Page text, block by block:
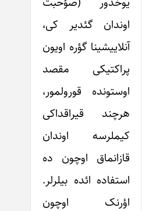
اوندان گئدیر کی،
آنلاییشینا گؤره اویون
پراکتیکی مقصد
اوستونده قورولمور،
هرچند قیراقداکی
کیملرسه اوندان
قازانماق اوچون ده
استفاده ائده بیلرلر.
اؤرنک اوچون